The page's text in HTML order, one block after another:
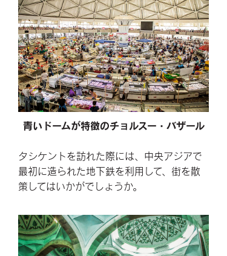
青いドームが特徴のチョルスー・バザール
タシケントを訪れた際には、中央アジアで
最初に造られた地下鉄を利用して、街を散
策してはいかがでしょうか。